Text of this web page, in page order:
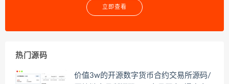
立即查看
热门源码
价值3w的开源数字货币合约交易所源码/